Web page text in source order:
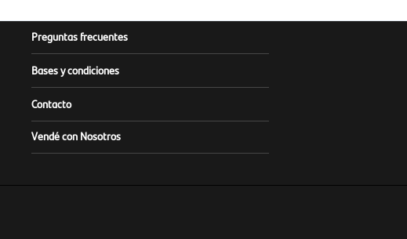
Preguntas frecuentes
Bases y condiciones
Contacto
Vendé con Nosotros